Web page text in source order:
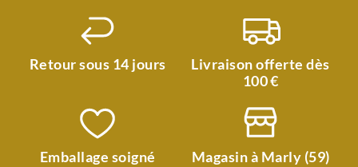
Retour sous 14 jours
Livraison offerte dès
100 €
Emballage soigné Magasin à Marly (59)